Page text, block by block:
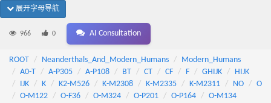
展开字母导航
966 0 AI Consultation
ROOT Neanderthals_And_Modern_Humans
Modern_Humans
A0-T
A-P305 A-P108 BT CT CF F GHIJK
HIJK
IJK
K K2-M526 K-M2308 K-M2335 K-M2311 NO
O
O-M122
O-F36 O-M324 O-P201 O-P164
O-M134